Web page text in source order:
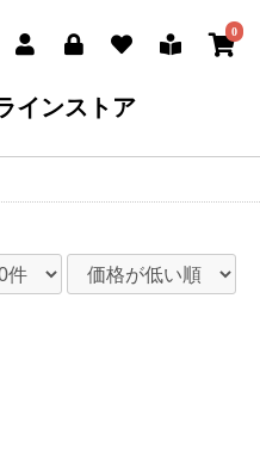
0
インストア